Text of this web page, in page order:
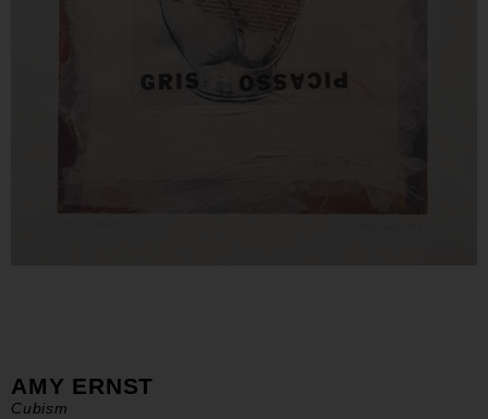
AMY ERNST
Cubism